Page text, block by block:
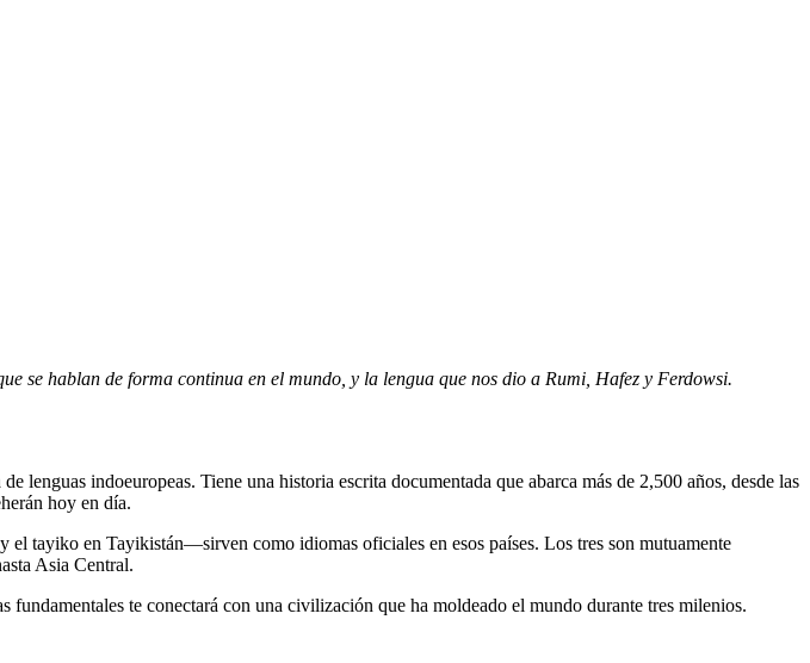
se hablan de forma continua en el mundo, y la lengua que nos dio a Rumi, Hafez y Ferdowsi.
hoy en día.
tayiko en Tayikistán—sirven como idiomas oficiales en esos países. Los tres son mutuamente
Asia Central.
fundamentales te conectará con una civilización que ha moldeado el mundo durante tres milenios.